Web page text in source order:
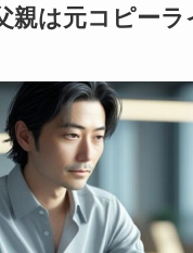
親は元コピーラ